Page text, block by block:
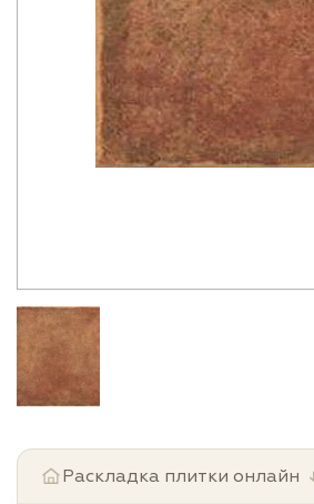
Раскладка плитки онлайн